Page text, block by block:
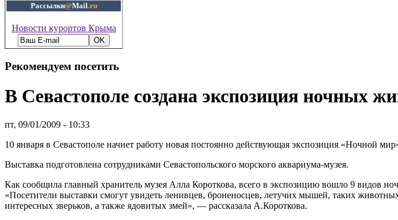
Рассылки@Mail.ru
Новости курортов Крыма
Рекомендуем посетить
В Севастополе создана экспозиция ночных
пт, 09/01/2009 - 10:33
10 января в Севастополе начнет работу новая постоянно действующая экспозиция «Ночной
Выставка подготовлена сотрудниками Севастопольского морского аквариума-музея.
Как сообщила главный хранитель музея Алла Короткова, всего в экспозицию вошло 9 видов
«Посетители выставки смогут увидеть ленивцев, броненосцев, летучих мышей, таких
интересных зверьков, а также ядовитых змей», — рассказала А.Короткова.